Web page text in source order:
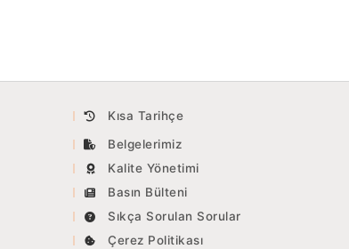
Kısa Tarihçe
Belgelerimiz
Kalite Yönetimi
Basın Bülteni
Sıkça Sorulan Sorular
Çerez Politikası